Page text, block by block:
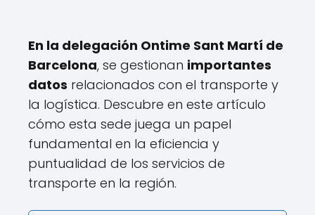
En la delegación Ontime Sant Martí de
Barcelona, se gestionan importantes
datos relacionados con el transporte y
la logística. Descubre en este artículo
cómo esta sede juega un papel
fundamental en la eficiencia y
puntualidad de los servicios de
transporte en la región.